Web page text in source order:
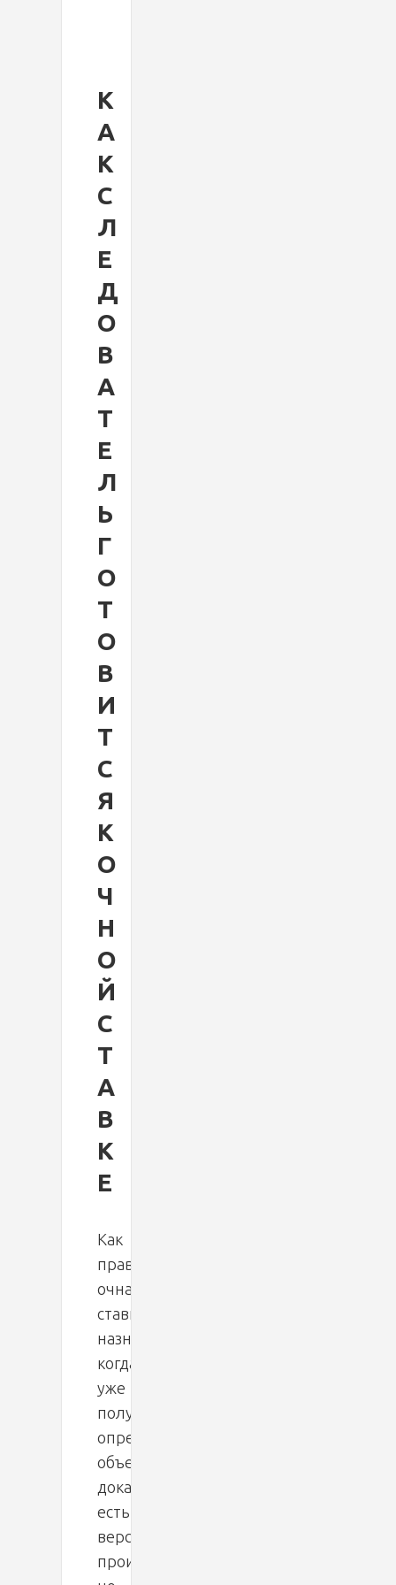
К
А
К
С
Л
Е
Д
О
В
А
Т
Е
Л
Ь
Г
О
Т
О
В
И
Т
С
Я
К
О
Ч
Н
О
Й
С
Т
А
В
К
Е
Как
правило,
очная
ставка
назначается,
когда
уже
получен
определенный
объем
доказательств,
есть
версии
произошедшего,